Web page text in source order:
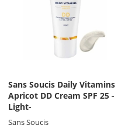
Sans Soucis Daily Vitamins
Apricot DD Cream SPF 25 -
Light-
Sans Soucis